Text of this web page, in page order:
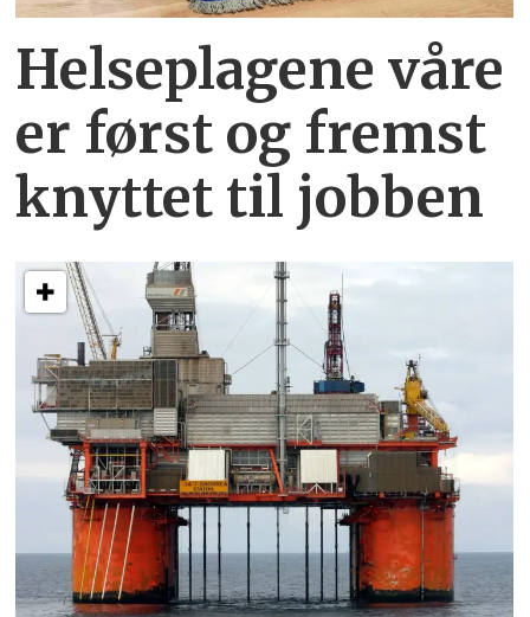
Helseplagene våre
er først og fremst
knyttet til jobben